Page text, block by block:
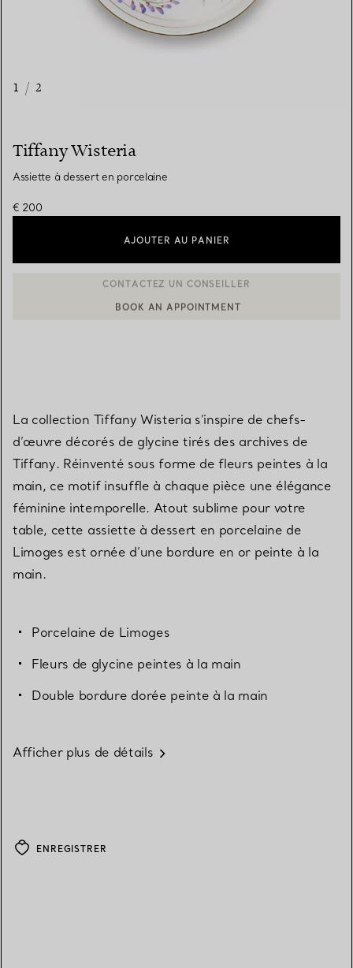
1 / 2
Tiffany Wisteria
Assiette à dessert en porcelaine
€ 200
AJOUTER AU PANIER
CONTACTER UN CONSEILLER CLIENT OU PRENDRE RENDEZ-
La collection Tiffany Wisteria s’inspire de chefs-
d’œuvre décorés de glycine tirés des archives de
Tiffany. Réinventé sous forme de fleurs peintes à la
main, ce motif insuffle à chaque pièce une élégance
féminine intemporelle. Atout sublime pour votre
table, cette assiette à dessert en porcelaine de
Limoges est ornée d’une bordure en or peinte à la
main.
Porcelaine de Limoges
Fleurs de glycine peintes à la main
Double bordure dorée peinte à la main
Afficher plus de détails
ENREGISTRER